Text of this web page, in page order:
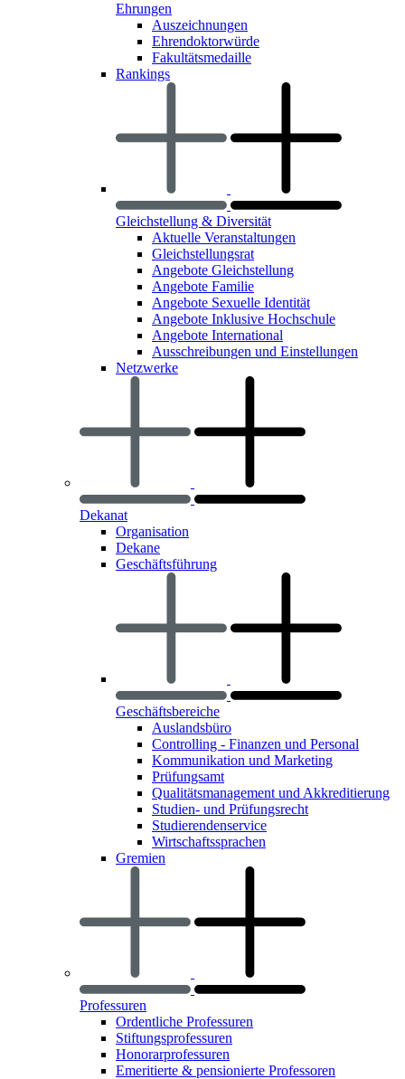
Ehrungen
Auszeichnungen
Ehrendoktorwürde
Fakultätsmedaille
Rankings
Gleichstellung & Diversität
Aktuelle Veranstaltungen
Gleichstellungsrat
Angebote Gleichstellung
Angebote Familie
Angebote Sexuelle Identität
Angebote Inklusive Hochschule
Angebote International
Ausschreibungen und Einstellungen
Netzwerke
Dekanat
Organisation
Dekane
Geschäftsführung
Geschäftsbereiche
Auslandsbüro
Controlling - Finanzen und Personal
Kommunikation und Marketing
Prüfungsamt
Qualitätsmanagement und Akkreditierung
Studien- und Prüfungsrecht
Studierendenservice
Wirtschaftssprachen
Gremien
Professuren
Ordentliche Professuren
Stiftungsprofessuren
Honorarprofessuren
Emeritierte & pensionierte Professoren